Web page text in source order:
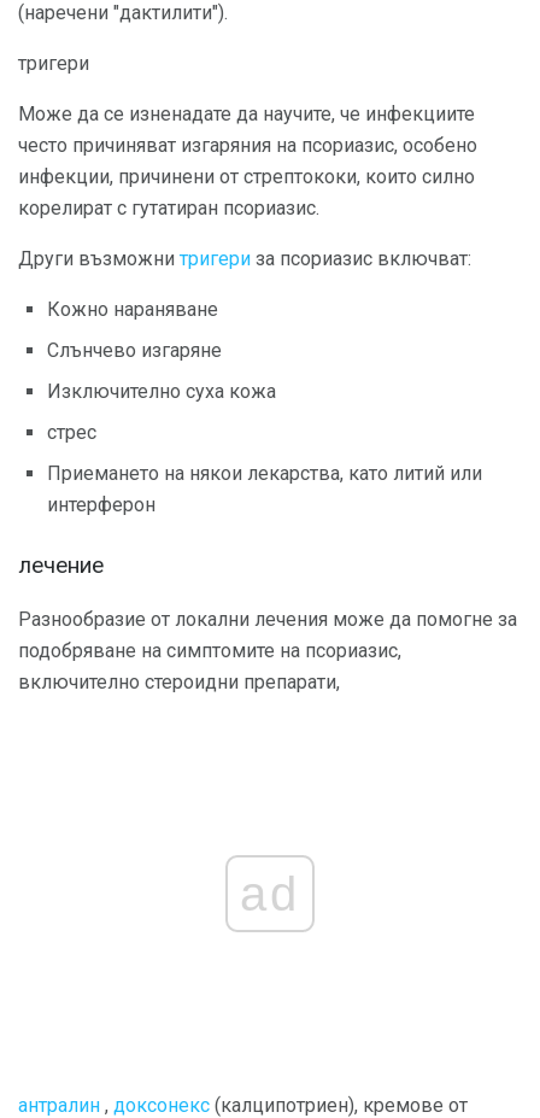
(наречени "дактилити").
тригери
Може да се изненадате да научите, че инфекциите
често причиняват изгаряния на псориазис, особено
инфекции, причинени от стрептококи, които силно
корелират с гутатиран псориазис.
Други възможни тригери за псориазис включват:
Кожно нараняване
Слънчево изгаряне
Изключително суха кожа
стрес
Приемането на някои лекарства, като литий или
интерферон
лечение
Разнообразие от локални лечения може да помогне за
подобряване на симптомите на псориазис,
включително стероидни препарати,
ad
антралин , доксонекс (калципотриен), кремове от